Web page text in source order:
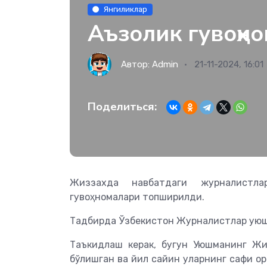
Янгиликлар
Аъзолик
Автор: Admin 21-11-2024, 16:01
Поделиться:
Жиззахда навбатдаги
гувоҳномалари топширилди.
Тадбирда Ўзбекистон Журналистлар
Таъкидлаш керак, бугун Уюшманинг
бўлишган ва йил сайин уларнинг сафи